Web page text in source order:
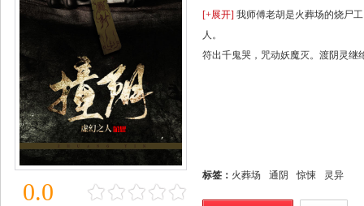
0.0
[+展开] 我师傅老胡是火葬场的烧尸
人。
符出千鬼哭，咒动妖魔灭。渡阴灵继
标签： 火葬场 通阴 惊悚 灵异